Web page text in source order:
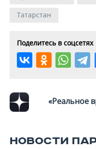
Татарстан
Поделитесь в соцсетях
«Реальное
НОВОСТИ